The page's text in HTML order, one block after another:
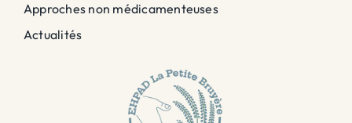
Approches non médicamenteuses
Actualités